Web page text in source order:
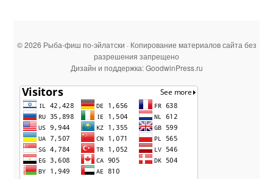
© 2026 Рыба-фиш по-эйлатски · Копирование материалов сайта без
разрешения запрещено
Дизайн и поддержка: GoodwinPress.ru